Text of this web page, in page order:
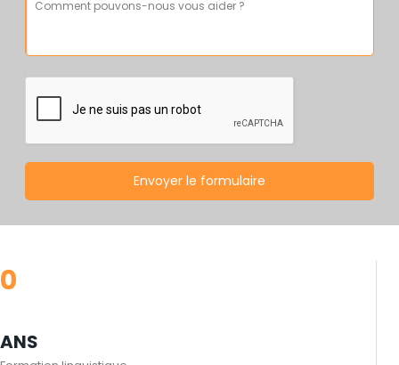
Envoyer le formulaire
0
ANS